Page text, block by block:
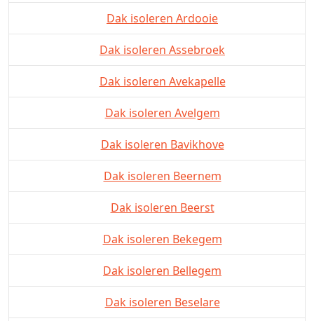
Dak isoleren Ardooie
Dak isoleren Assebroek
Dak isoleren Avekapelle
Dak isoleren Avelgem
Dak isoleren Bavikhove
Dak isoleren Beernem
Dak isoleren Beerst
Dak isoleren Bekegem
Dak isoleren Bellegem
Dak isoleren Beselare